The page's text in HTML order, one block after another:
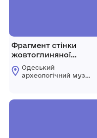
Фрагмент стінки
жовтоглиняної
посудини
Одеський
археологічний музей
України